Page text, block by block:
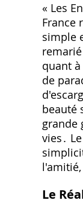
« Les
France
simple
quant
de
beauté
grande
vies․
Le